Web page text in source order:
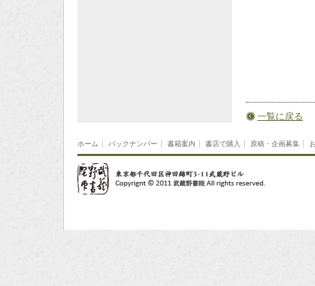
一覧に戻る
ホーム バックナンバー 書籍案内 書店で購入 原稿・企画募集